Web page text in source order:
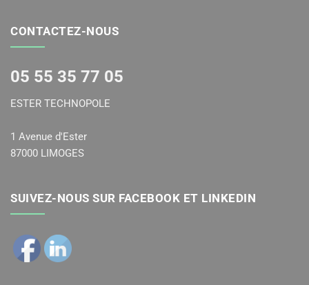
CONTACTEZ-NOUS
05 55 35 77 05
ESTER TECHNOPOLE
1 Avenue d'Ester
87000 LIMOGES
SUIVEZ-NOUS SUR FACEBOOK ET LINKEDIN